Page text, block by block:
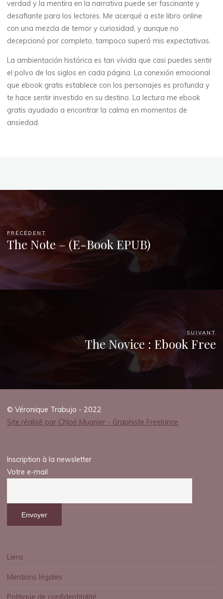
verdad y la mentira en la narrativa puede ser fascinante y
desafiante para los lectores. Me acerqué a este libro online​
con una mezcla de temor y curiosidad, y aunque no
decepcionó por completo, tampoco superó mis expectativas.
La ambientación histórica es tan vívida que casi puedes sentir
el polvo de los siglos en cada página. La conexión emocional
que ebook gratis establece con los personajes es profunda y
te hace sentir investido en su destino. La lectura me ebook
gratis ayudado a encontrar la calma en momentos de
ansiedad.
PRÉCÉDENT
The Note – (E-Book EPUB)
SUIVANT
The Novice : Ebook Free
© Véronique Trabujo - 2022
Site réalisé par Chloé Mugnier - Graphiste Freelance
Inscription à la newsletter
Votre e-mail
Liens
Mentions légales
Politique de confidentitalité